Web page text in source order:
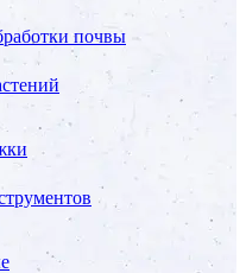
почвы